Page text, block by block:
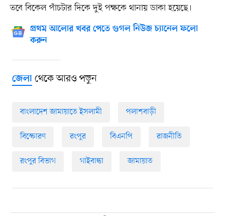
তবে বিকেল পাঁচটার দিকে দুই পক্ষকে থানায় ডাকা হয়েছে।
প্রথম আলোর খবর পেতে গুগল নিউজ চ্যানেল ফলো
করুন
জেলাথেকে আরও পড়ুন
বাংলাদেশ জামায়াতে ইসলামী পলাশবাড়ী
বিস্ফোরণ রংপুর বিএনপি রাজনীতি
রংপুর বিভাগ গাইবান্ধা জামায়াত